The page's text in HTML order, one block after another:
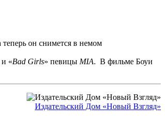
теперь он снимется в немом
и «Bad Girls» певицы MIA. В фильме Боуи
Издательский Дом «Новый Взгляд»